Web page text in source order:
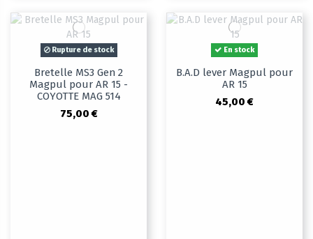
Rupture de stock
Bretelle MS3 Gen 2
Magpul pour AR 15 -
COYOTTE MAG 514
75,00 €
En stock
B.A.D lever Magpul pour
AR 15
45,00 €